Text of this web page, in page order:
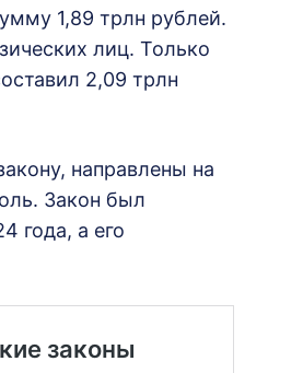
1,89 трлн рублей.
лиц. Только
2,09 трлн
направлены на
Закон был
года, а его